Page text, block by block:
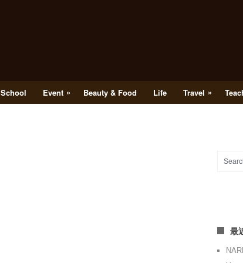
School Event » Beauty & Food Life Travel »
最